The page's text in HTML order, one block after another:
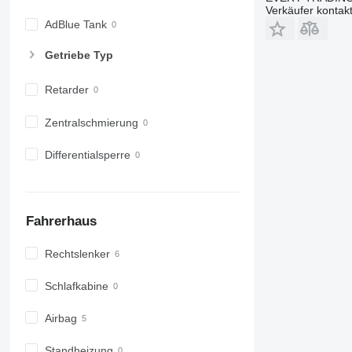
AdBlue Tank
Getriebe Typ
Retarder
Zentralschmierung
Differentialsperre
Fahrerhaus
Rechtslenker
Schlafkabine
Airbag
Verkäufer